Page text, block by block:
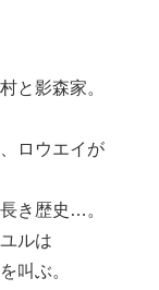
と影森家。
ロウエイが
き歴史…。
ルは
叫ぶ。